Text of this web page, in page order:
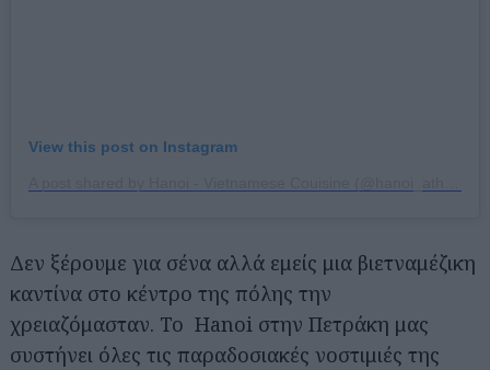
View this post on Instagram
Δεν ξέρουμε για σένα αλλά εμείς μια βιετναμέζικη
καντίνα στο κέντρο της πόλης την
χρειαζόμασταν. Το Hanoi στην Πετράκη μας
συστήνει όλες τις παραδοσιακές νοστιμιές της